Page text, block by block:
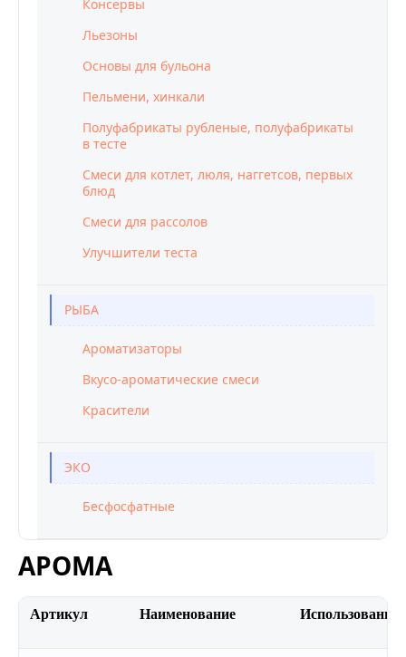
Консервы
Льезоны
Основы для бульона
Пельмени, хинкали
Полуфабрикаты рубленые, полуфабрикаты
в тесте
Смеси для котлет, люля, наггетсов, первых
блюд
Смеси для рассолов
Улучшители теста
РЫБА
Ароматизаторы
Вкусо-ароматические смеси
Красители
ЭКО
Бесфосфатные
АРОМА
Артикул Наименование Использование